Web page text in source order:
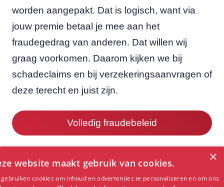
worden aangepakt. Dat is logisch, want via
jouw premie betaal je mee aan het
fraudegedrag van anderen. Dat willen wij
graag voorkomen. Daarom kijken we bij
schadeclaims en bij verzekeringsaanvragen of
deze terecht en juist zijn.
Volledig fraudebeleid
×
website maakt gebruik van cookies.
gebruiken cookies om inhoud en advertenties te personaliseren en om ons